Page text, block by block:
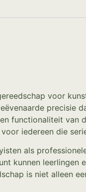
voor
precisie
functionaliteit van
iedereen die
als
kunnen leerlingen
is niet alleen